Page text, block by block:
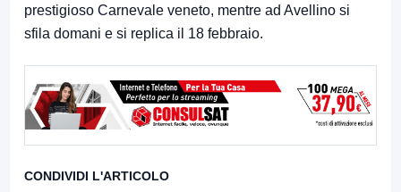
prestigioso Carnevale veneto, mentre ad Avellino si
sfila domani e si replica il 18 febbraio.
CONDIVIDI L'ARTICOLO